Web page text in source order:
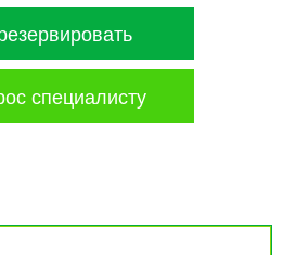
специалисту